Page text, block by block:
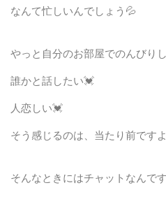
なんて忙しいんでしょう💦
やっと自分のお部屋でのんびり
誰かと話したい💓
人恋しい💓
そう感じるのは、当たり前です
そんなときにはチャットなんで